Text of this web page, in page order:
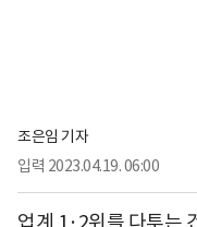
조은임 기자
입력 2023.04.19. 06:00